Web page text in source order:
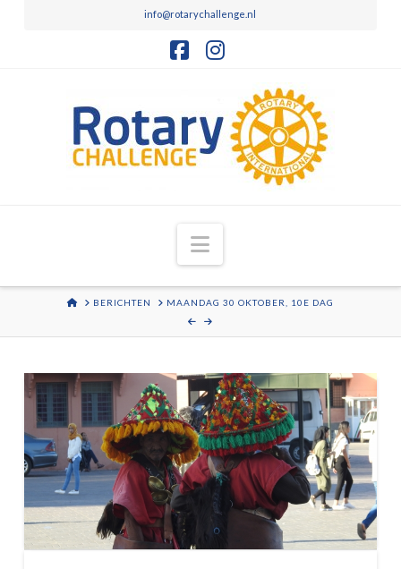
info@rotarychallenge.nl
Navigation
HOMEBERICHTEN MAANDAG 30 OKTOBER, 10E DAG